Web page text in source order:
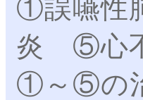
①誤嚥
炎 ⑤心
①～⑤の